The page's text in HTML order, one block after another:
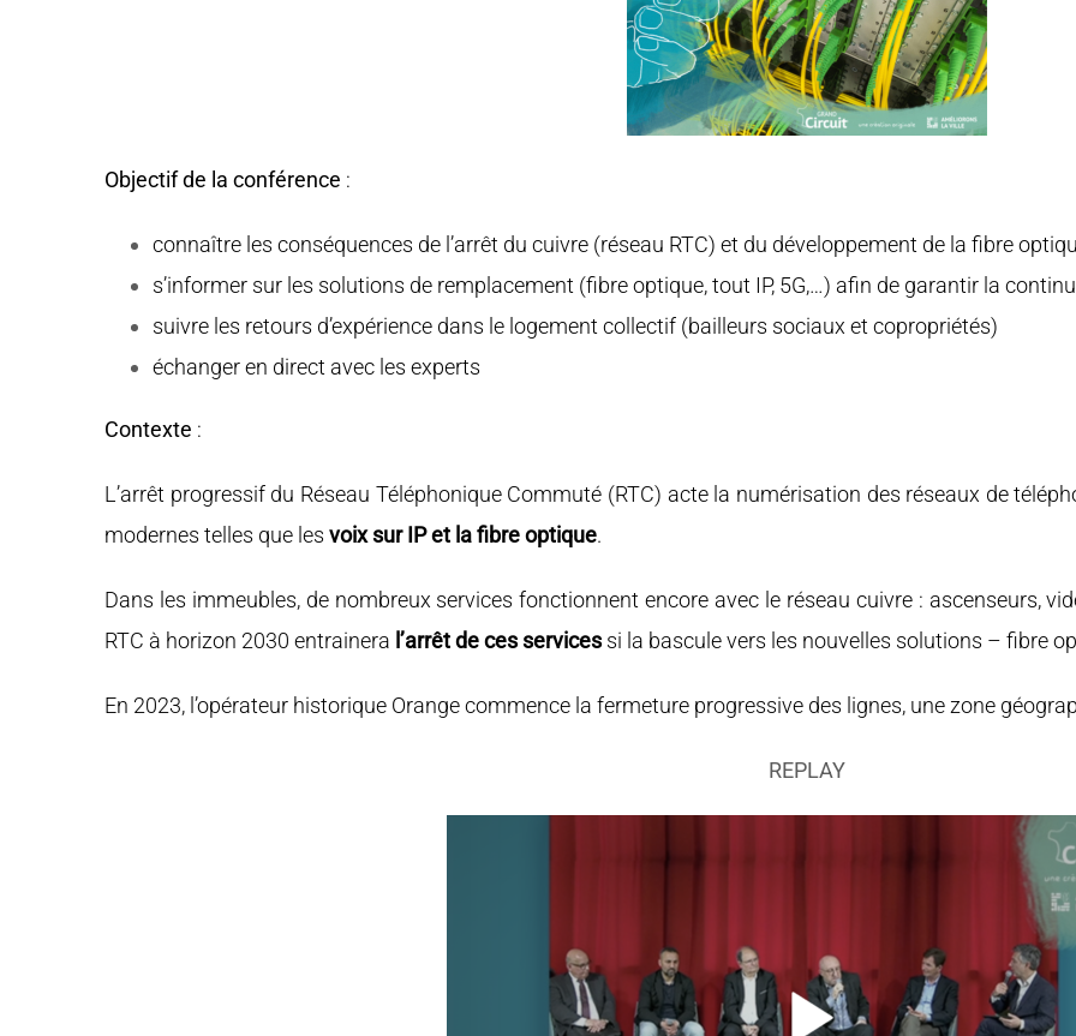
Objectif de la conférence :
connaître les conséquences de l’arrêt du cuivre (réseau RTC) et du développement de la fibre
s’informer sur les solutions de remplacement (fibre optique, tout IP, 5G,…) afin de garantir la
suivre les retours d’expérience dans le logement collectif (bailleurs sociaux et copropriétés)
échanger en direct avec les experts
Contexte :
L’arrêt progressif du Réseau Téléphonique Commuté (RTC) acte la numérisation des réseaux de
modernes telles que les voix sur IP et la fibre optique.
Dans les immeubles, de nombreux services fonctionnent encore avec le réseau cuivre : ascenseurs,
RTC à horizon 2030 entrainera l’arrêt de ces servicessi la bascule vers les nouvelles solutions – fibre
En 2023, l’opérateur historique Orange commence la fermeture progressive des lignes, une zone
REPLAY